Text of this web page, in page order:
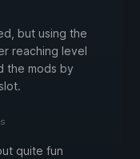
but using the
reaching level
the mods by
quite fun